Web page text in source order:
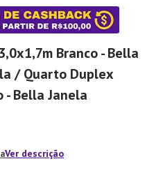
Branco - Bella
/ Quarto Duplex
- Bella Janela
Ver descrição